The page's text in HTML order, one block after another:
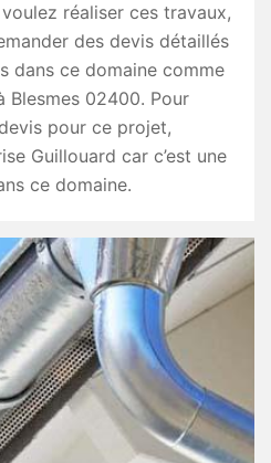
réaliser ces travaux,
des devis détaillés
dans ce domaine comme
Blesmes 02400. Pour
pour ce projet,
Guillouard car c’est une
ce domaine.